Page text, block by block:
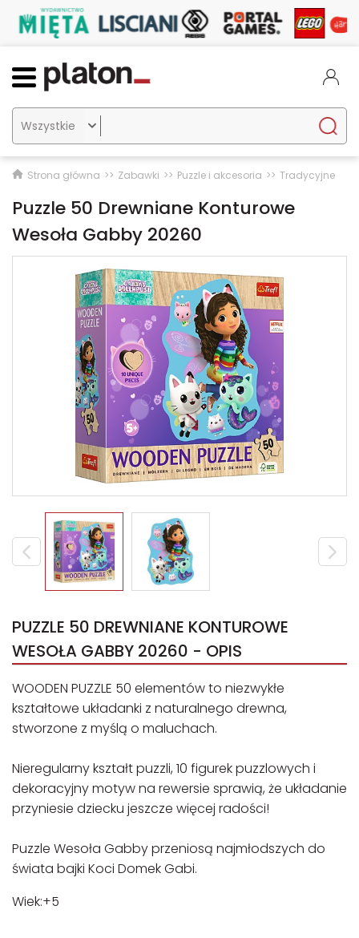

Strona główna Zabawki Puzzle i akcesoria Tradycyjne
Puzzle 50 Drewniane Konturowe
Wesoła Gabby 20260
PUZZLE 50 DREWNIANE KONTUROWE
WESOŁA GABBY 20260 - OPIS
WOODEN PUZZLE 50 elementów to niezwykłe
kształtowe układanki z naturalnego drewna,
stworzone z myślą o maluchach.
Nieregularny kształt puzzli, 10 figurek puzzlowych i
dekoracyjny motyw na rewersie sprawią, że układanie
przyniesie dziecku jeszcze więcej radości!
Puzzle Wesoła Gabby przeniosą najmłodszych do
świata bajki Koci Domek Gabi.
Wiek:+5